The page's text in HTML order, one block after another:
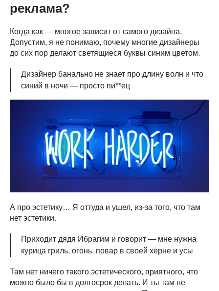
реклама?
Когда как — многое зависит от самого дизайна.
Допустим, я не понимаю, почему многие дизайнеры
до сих пор делают светящиеся буквы синим цветом.
Дизайнер банально не знает про длину волн и что
синий в ночи — просто пи**ец
А про эстетику… Я оттуда и ушел, из-за того, что там
нет эстетики.
Приходит дядя Ибрагим и говорит — мне нужна
курица гриль, огонь, повар в своей херне и усы
Там нет ничего такого эстетического, приятного, что
можно было бы в долгосрок делать. И ты там не